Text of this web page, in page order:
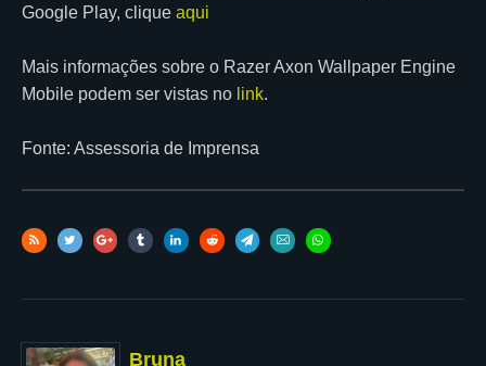
Google Play, clique aqui
Mais informações sobre o Razer Axon Wallpaper Engine
Mobile podem ser vistas no link.
Fonte: Assessoria de Imprensa
Bruna